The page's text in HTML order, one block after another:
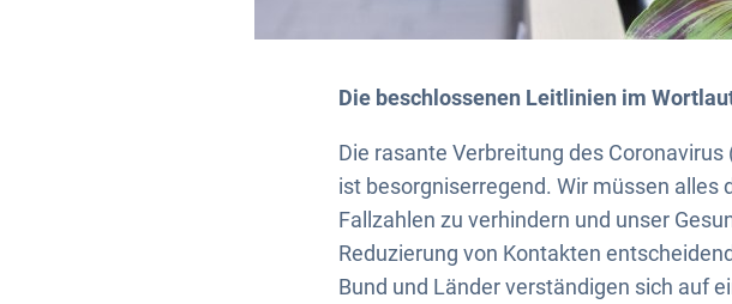
Die beschlossenen Leitlinien im
Die rasante Verbreitung des
ist besorgniserregend. Wir müssen
Fallzahlen zu verhindern und unser
Reduzierung von Kontakten
Bund und Länder verständigen sich auf